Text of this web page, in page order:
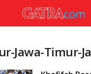
Jawa-Timur-